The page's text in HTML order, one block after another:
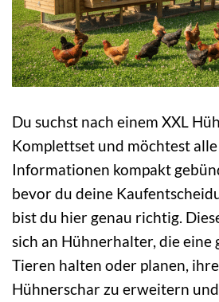
Du suchst nach einem XXL
Komplettset und möchtest
Informationen kompakt
bevor du deine
bist du hier genau richtig.
sich an Hühnerhalter, die eine
Tieren halten oder planen,
Hühnerschar zu erweitern